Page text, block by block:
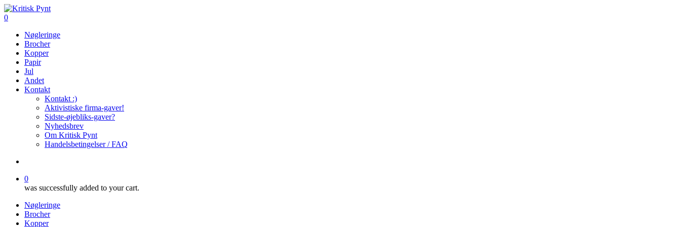
Skip
to
content
search
0
Nøgleringe
Brocher
Kopper
Papir
Jul
Andet
Kontakt
Kontakt :)
Aktivistiske firma-gaver!
Sidste-øjebliks-gaver?
Nyhedsbrev
Om Kritisk Pynt
Handelsbetingelser / FAQ
0
was successfully added to your cart.
Nøgleringe
Brocher
Kopper